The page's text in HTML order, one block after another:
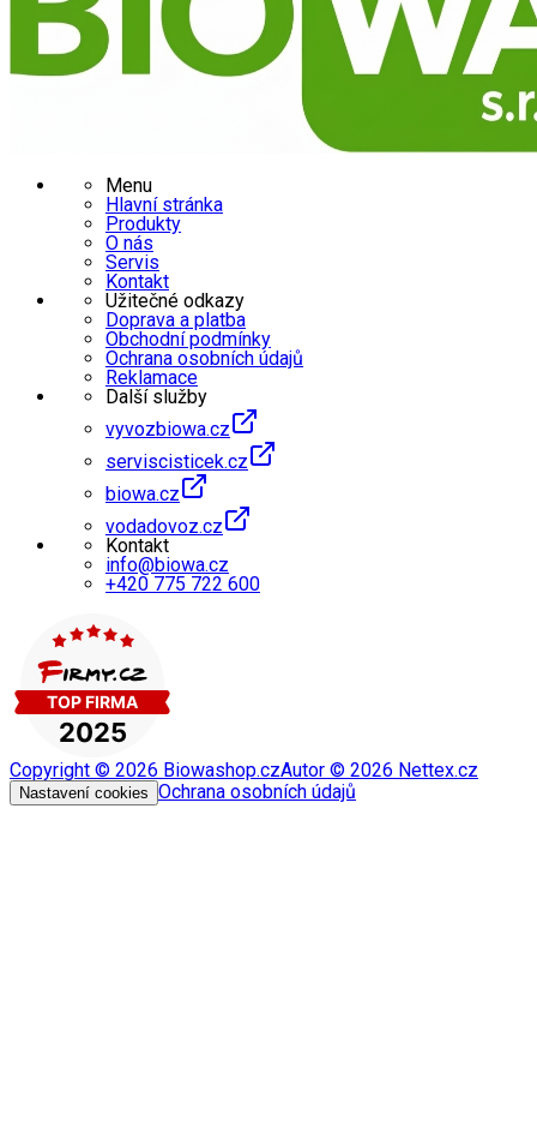
Menu
Hlavní stránka
Produkty
O nás
Servis
Kontakt
Užitečné odkazy
Doprava a platba
Obchodní podmínky
Ochrana osobních údajů
Reklamace
Další služby
vyvozbiowa.cz
serviscisticek.cz
biowa.cz
vodadovoz.cz
Kontakt
info@biowa.cz
+420 775 722 600
Copyright © 2026 Biowashop.czAutor © 2026 Nettex.cz
Nastavení cookies Ochrana osobních údajů